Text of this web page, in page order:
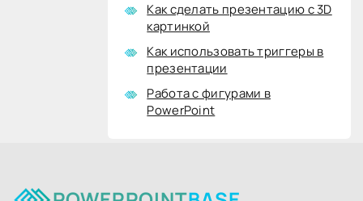
Как сделать презентацию с 3D
картинкой
Как использовать триггеры в
презентации
Работа с фигурами в
PowerPoint